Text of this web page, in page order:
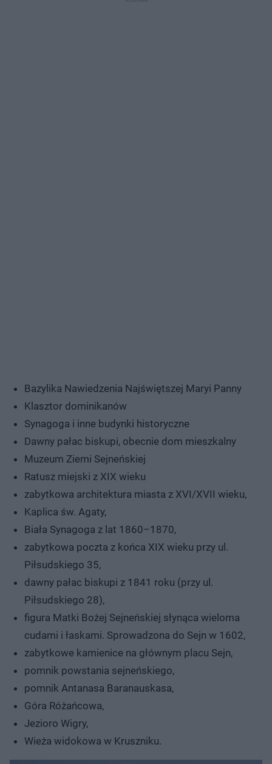
Bazylika Nawiedzenia Najświętszej Maryi Panny
Klasztor dominikanów
Synagoga i inne budynki historyczne
Dawny pałac biskupi, obecnie dom mieszkalny
Muzeum Ziemi Sejneńskiej
Ratusz miejski z XIX wieku
zabytkowa architektura miasta z XVI/XVII wieku,
Kaplica św. Agaty,
Biała Synagoga z lat 1860–1870,
zabytkowa poczta z końca XIX wieku przy ul.
Piłsudskiego 35,
dawny pałac biskupi z 1841 roku (przy ul.
Piłsudskiego 28),
figura Matki Bożej Sejneńskiej słynąca wieloma
cudami i łaskami. Sprowadzona do Sejn w 1602,
zabytkowe kamienice na głównym placu Sejn,
pomnik powstania sejneńskiego,
pomnik Antanasa Baranauskasa,
Góra Różańcowa,
Jezioro Wigry,
Wieża widokowa w Kruszniku.